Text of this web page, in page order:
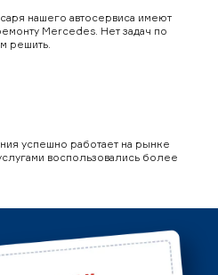
нашего автосервиса имеют
Mercedes. Нет задач по
решить.
успешно работает на рынке
воспользовались более